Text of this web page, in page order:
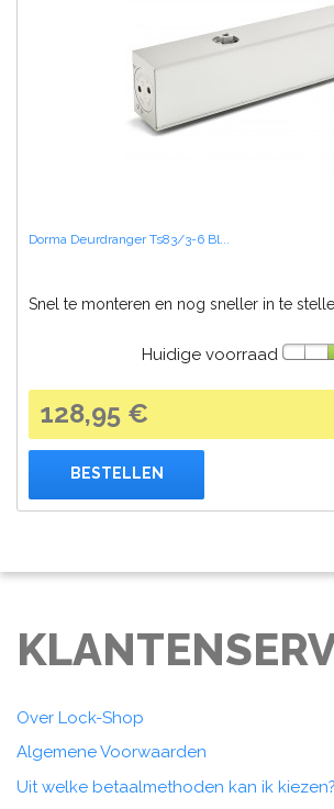
Dorma Deurdranger Ts83/3-6 Bl...
Snel te monteren en nog sneller in te
Huidige voorraad
128,95 €
BESTELLEN
Over Lock-Shop
Algemene Voorwaarden
Uit welke betaalmethoden kan ik kiezen?